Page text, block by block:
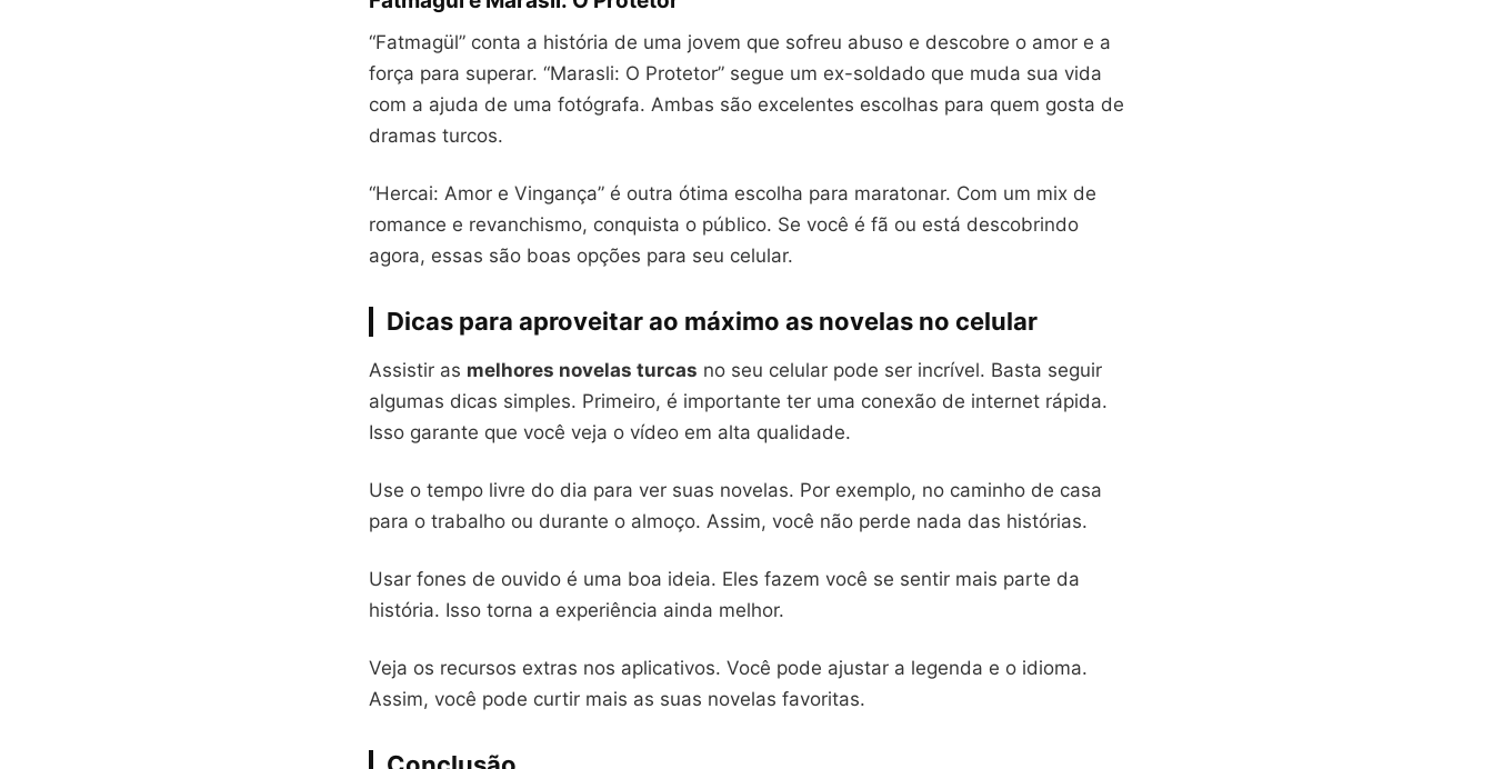
“Fatmagül” conta a história de uma jovem que sofreu abuso e descobre o amor e a
força para superar. “Marasli: O Protetor” segue um ex-soldado que muda sua vida
com a ajuda de uma fotógrafa. Ambas são excelentes escolhas para quem gosta de
dramas turcos.
“Hercai: Amor e Vingança” é outra ótima escolha para maratonar. Com um mix de
romance e revanchismo, conquista o público. Se você é fã ou está descobrindo
agora, essas são boas opções para seu celular.
Dicas para aproveitar ao máximo as novelas no celular
Assistir as melhores novelas turcas no seu celular pode ser incrível. Basta seguir
algumas dicas simples. Primeiro, é importante ter uma conexão de internet rápida.
Isso garante que você veja o vídeo em alta qualidade.
Use o tempo livre do dia para ver suas novelas. Por exemplo, no caminho de casa
para o trabalho ou durante o almoço. Assim, você não perde nada das histórias.
Usar fones de ouvido é uma boa ideia. Eles fazem você se sentir mais parte da
história. Isso torna a experiência ainda melhor.
Veja os recursos extras nos aplicativos. Você pode ajustar a legenda e o idioma.
Assim, você pode curtir mais as suas novelas favoritas.